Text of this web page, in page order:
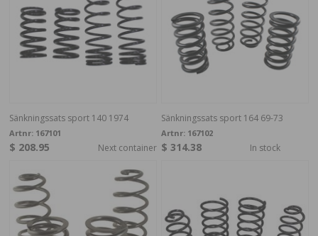
Sänkningssats sport 140 1974
Artnr: 167101
$ 208.95 Next container
Sänkningssats sport 164 69-73
Artnr: 167102
$ 314.38 In stock